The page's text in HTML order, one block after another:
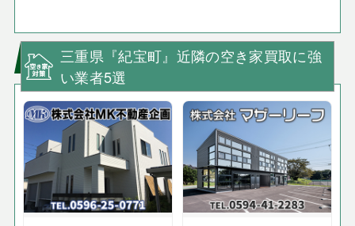
三重県『紀宝町』近隣の空き家買取に強
い業者5選